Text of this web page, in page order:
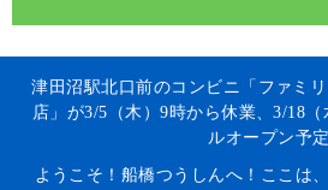
津田沼駅北口前のコンビニ「ファミ
店」が3/5（木）9時から休業、3/18
ルオープン予定
ようこそ！船橋つうしんへ！ここは